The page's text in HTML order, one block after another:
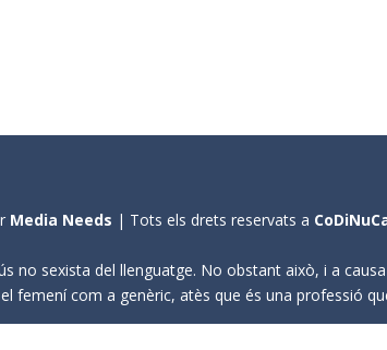
Media Needs | Tots els drets reservats a
no sexista del llenguatge. No obstant això, i a
femení com a genèric, atès que és una professió